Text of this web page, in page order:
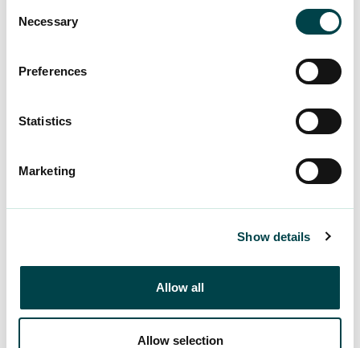
Selection
Necessary
Preferences
Statistics
Marketing
Show details
Allow all
Allow selection
Välkommen till Havsvidden Resort – din oas av
lyx och avkoppling på Åland, året runt!
Anslut dig nu